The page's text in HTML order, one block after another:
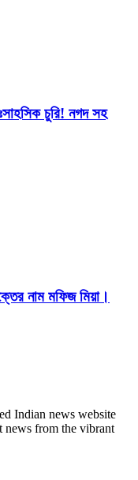
চুরি! নগদ সহ
নাম মফিজ মিয়া।
Indian news website
news from the vibrant